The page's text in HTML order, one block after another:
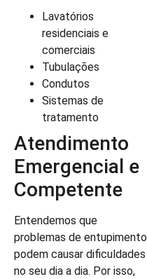
Lavatórios
residenciais e
comerciais
Tubulações
Condutos
Sistemas de
tratamento
Atendimento
Emergencial e
Competente
Entendemos que
problemas de entupimento
podem causar dificuldades
no seu dia a dia. Por isso,